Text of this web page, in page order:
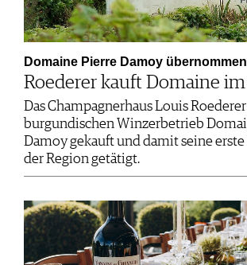
Domaine Pierre Damoy übernommen
Roederer kauft Domaine
Das Champagnerhaus Louis
burgundischen Winzerbetrieb
Damoy gekauft und damit seine
der Region getätigt.